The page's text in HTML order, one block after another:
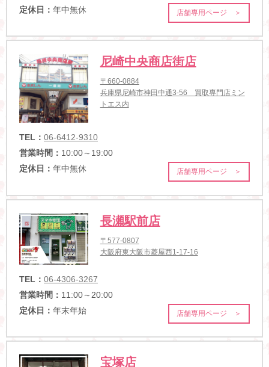
定休日： 年中無休 店舗専用ページ ＞
尼崎中央商店街店
〒660-0884
兵庫県尼崎市神田中通3-56 買取専門店ミン
トエス内
TEL： 06-6412-9310
営業時間： 10:00～19:00
定休日： 年中無休 店舗専用ページ ＞
長瀬駅前店
〒577-0807
大阪府東大阪市菱屋西1-17-16
TEL： 06-4306-3267
営業時間： 11:00～20:00
定休日： 年末年始 店舗専用ページ ＞
宝塚店